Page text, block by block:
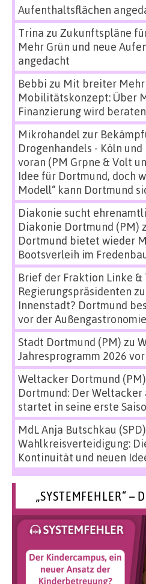
Aufenthaltsflächen
Trina zu Zukunftspläne
Mehr Grün und neue
angedacht
Bebbi zu Mit breiter
Mobilitätskonzept: Über
Finanzierung wird beraten
Mikrohandel zur
Drogenhandels - Köln
voran (PM Grpne & Volt
Idee für Dortmund, doch
Modell“ kann Dortmund
Diakonie sucht
Diakonie Dortmund (PM)
Dortmund bietet wieder
Bootsverleih im
Brief der Fraktion Linke &
Regierungspräsidenten zu
Innenstadt? Dortmund
vor der Außengastronomie
Stadt Dortmund (PM) zu
Jahresprogramm 2026 vor
Weltacker Dortmund (PM)
Dortmund: Der Weltacker
startet in seine erste
MdL Anja Butschkau
Wahlkreisverteidigung:
Kontinuität und neuen
„SYSTEMFEHLER“ –